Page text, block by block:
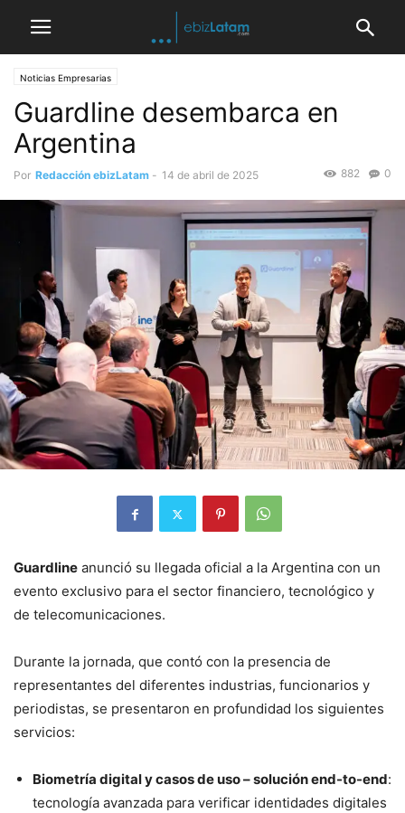
Noticias Empresarias
Guardline desembarca en
Argentina
Por Redacción ebizLatam - 14 de abril de 2025 0
882
Guardline anunció su llegada oficial a la Argentina con un
evento exclusivo para el sector financiero, tecnológico y
de telecomunicaciones.
Durante la jornada, que contó con la presencia de
representantes del diferentes industrias, funcionarios y
periodistas, se presentaron en profundidad los siguientes
servicios:
Biometría digital y casos de uso – solución end-to-end:
tecnología avanzada para verificar identidades digitales